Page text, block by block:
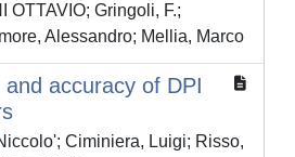
OTTAVIO; Gringoli, F.;
Alessandro; Mellia, Marco
accuracy of DPI
Ciminiera, Luigi; Risso,